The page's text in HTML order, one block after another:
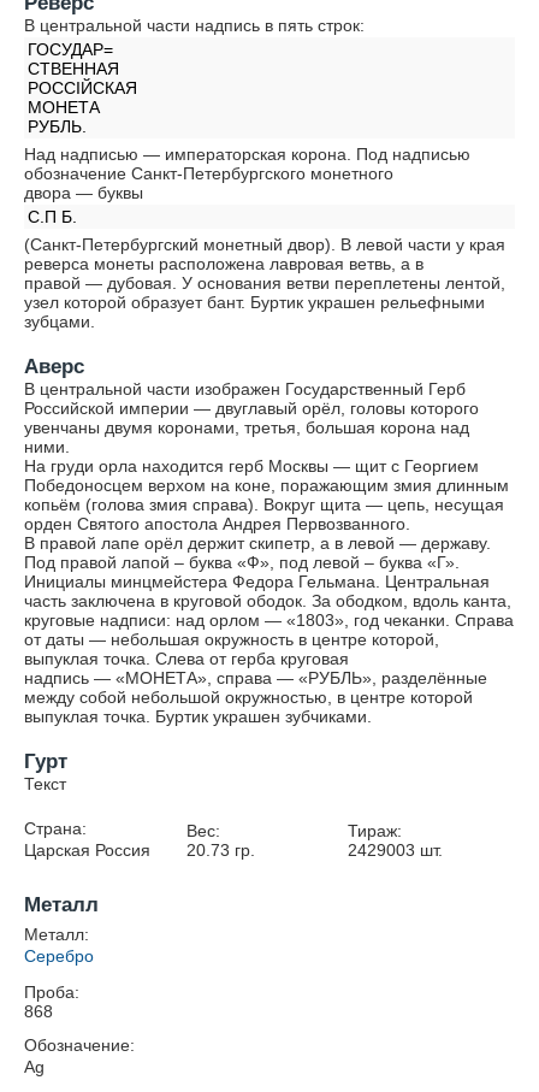
В центральной части надпись в пять строк:
ГОСУДАР=
СТВЕННАЯ
РОССIЙСКАЯ
МОНЕТА
РУБЛЬ.
Над надписью — императорская корона. Под надписью
обозначение Санкт-Петербургского монетного
двора — буквы
С.П Б.
(Санкт-Петербургский монетный двор). В левой части у края
реверса монеты расположена лавровая ветвь, а в
правой — дубовая. У основания ветви переплетены лентой,
узел которой образует бант. Буртик украшен рельефными
зубцами.
Аверс
В центральной части изображен Государственный Герб
Российской империи — двуглавый орёл, головы которого
увенчаны двумя коронами, третья, большая корона над
ними.
На груди орла находится герб Москвы — щит с Георгием
Победоносцем верхом на коне, поражающим змия длинным
копьём (голова змия справа). Вокруг щита — цепь, несущая
орден Святого апостола Андрея Первозванного.
В правой лапе орёл держит скипетр, а в левой — державу.
Под правой лапой – буква «Ф», под левой – буква «Г».
Инициалы минцмейстера Федора Гельмана. Центральная
часть заключена в круговой ободок. За ободком, вдоль канта,
круговые надписи: над орлом — «1803», год чеканки. Справа
от даты — небольшая окружность в центре которой,
выпуклая точка. Слева от герба круговая
надпись — «МОНЕТА», справа — «РУБЛЬ», разделённые
между собой небольшой окружностью, в центре которой
выпуклая точка. Буртик украшен зубчиками.
Гурт
Текст
Страна:
Царская Россия
Вес:
20.73 гр.
Тираж:
2429003 шт.
Металл
Металл:
Серебро
Проба:
868
Обозначение:
Ag